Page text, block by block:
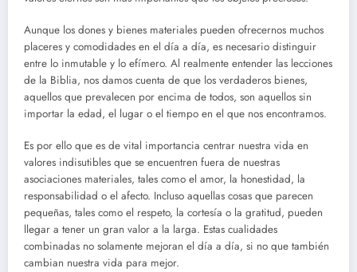
Aunque los dones y bienes materiales pueden ofrecernos muchos
placeres y comodidades en el día a día, es necesario distinguir
entre lo inmutable y lo efímero. Al realmente entender las lecciones
de la Biblia, nos damos cuenta de que los verdaderos bienes,
aquellos que prevalecen por encima de todos, son aquellos sin
importar la edad, el lugar o el tiempo en el que nos encontramos.
Es por ello que es de vital importancia centrar nuestra vida en
valores indisutibles que se encuentren fuera de nuestras
asociaciones materiales, tales como el amor, la honestidad, la
responsabilidad o el afecto. Incluso aquellas cosas que parecen
pequeñas, tales como el respeto, la cortesía o la gratitud, pueden
llegar a tener un gran valor a la larga. Estas cualidades
combinadas no solamente mejoran el día a día, si no que también
cambian nuestra vida para mejor.